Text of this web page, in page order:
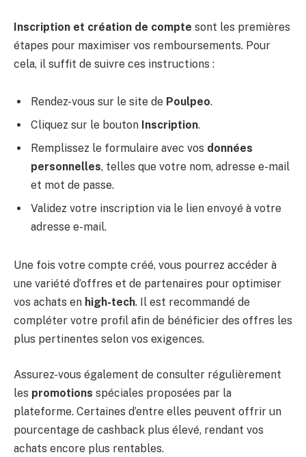
Inscription et création de compte sont les premières
étapes pour maximiser vos remboursements. Pour
cela, il suffit de suivre ces instructions :
Rendez-vous sur le site de Poulpeo.
Cliquez sur le bouton Inscription.
Remplissez le formulaire avec vos données
personnelles, telles que votre nom, adresse e-mail
et mot de passe.
Validez votre inscription via le lien envoyé à votre
adresse e-mail.
Une fois votre compte créé, vous pourrez accéder à
une variété d’offres et de partenaires pour optimiser
vos achats en high-tech. Il est recommandé de
compléter votre profil afin de bénéficier des offres les
plus pertinentes selon vos exigences.
Assurez-vous également de consulter régulièrement
les promotions spéciales proposées par la
plateforme. Certaines d’entre elles peuvent offrir un
pourcentage de cashback plus élevé, rendant vos
achats encore plus rentables.